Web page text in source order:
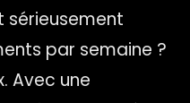
sérieusement
par semaine ?
Avec une